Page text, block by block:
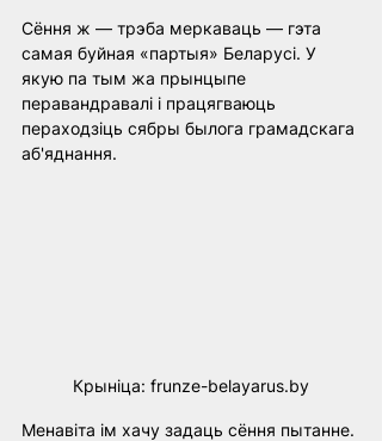
Сёння ж — трэба меркаваць — гэта
самая буйная «партыя» Беларусі. У
якую па тым жа прынцыпе
перавандравалі і працягваюць
пераходзіць сябры былога грамадскага
аб'яднання.
Крыніца: frunze-belayarus.by
Менавіта ім хачу задаць сёння пытанне.